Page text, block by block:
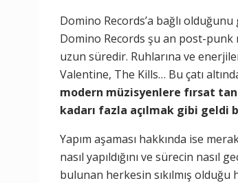
Domino Records’a bağlı
Domino Records şu an post-
uzun süredir. Ruhlarına ve
Valentine, The Kills… Bu çatı
modern müzisyenlere fırsat
kadarı fazla açılmak gibi geldi
Yapım aşaması hakkında ise
nasıl yapıldığını ve sürecin
bulunan herkesin sıkılmış